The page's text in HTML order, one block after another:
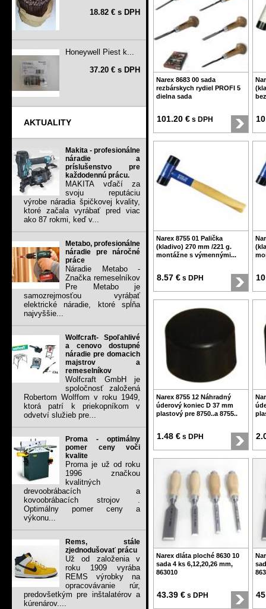
18.82 € s DPH
Honeywell Piest k...
37.20 € s DPH
AKTUALITY
Makita - profesionálne
náradie a
príslušenstvo pre
každodennú prácu.
MAKITA vďačí za
svoju reputáciu
výrobe náradia špičkovej kvality,
ktoré začala vyrábať pred viac
ako 87 rokmi, keď v...
Metabo, profesionálne
náradie pre náročné
práce
Náradie Metabo -
Značka remeselníkov
Pre Metabo je
samozrejmosťou vyrábať
elektrické náradie, ktoré spĺňa
najvyššie...
Wolfcraft- Spoľahlivé
a cenovo dostupné
náradie pre domacich
majstrov a
remeselníkov
Wolfcraft GmbH je
spoločnosť založená
Robertom Wolffom v roku 1949,
ktorá patrí k priekopníkom v
odvetví služieb pre...
Proma - optimálny
pomer ceny voči
kvalite
Proma je už od roku
1996 značkou
kvalitných
drevoobrábacích a
kovoobrábacích strojov .
Optimálny pomer ceny a
výkonu...
Rems, stále
zjednodušovať prácu
Už od založenia v
roku 1909 vyrába
REMS výrobky na
opracovávanie rúr,
predovšetkým pre inštalatérov a
kúrenárov....
Narex 8683 00 sada
rezbárskych rydiel PROFI 5
dielna sada
101.20 € s DPH
Narex 8755 01 Palička
(kladivo) 270 mm /221 g.
montážne s výmennými...
8.57 € s DPH
Narex 8755 12 Náhradný
úderový koniec D 37 mm
plastový pre 8750..a 8755..
1.48 € s DPH
Narex dláta ploché 8630 10
sada 4 ks 6,12,20,26 mm,
863010
43.39 € s DPH